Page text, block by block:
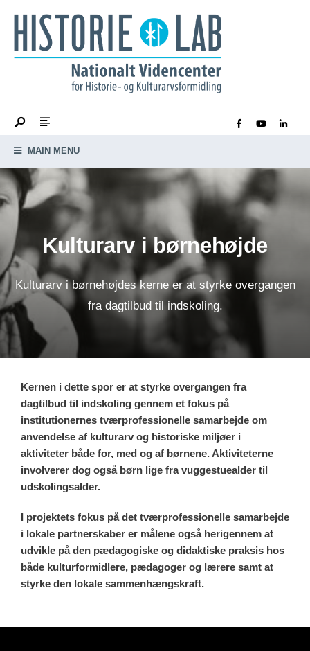
MAIN MENU
Kulturarv i børnehøjde
Kulturarv i børnehøjdes kerne er at styrke overgangen
fra dagtilbud til indskoling.
Kernen i dette spor er at styrke overgangen fra
dagtilbud til indskoling gennem et fokus på
institutionernes tværprofessionelle samarbejde om
anvendelse af kulturarv og historiske miljøer i
aktiviteter både for, med og af børnene. Aktiviteterne
involverer dog også børn lige fra vuggestuealder til
udskolingsalder.
I projektets fokus på det tværprofessionelle samarbejde
i lokale partnerskaber er målene også herigennem at
udvikle på den pædagogiske og didaktiske praksis hos
både kulturformidlere, pædagoger og lærere samt at
styrke den lokale sammenhængskraft.